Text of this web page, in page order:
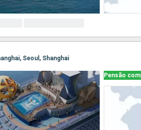
Seoul, Shanghai
Pensão